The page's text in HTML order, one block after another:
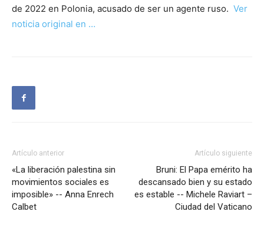
de 2022 en Polonia, acusado de ser un agente ruso. Ver
noticia original en …
Artículo anterior
«La liberación palestina sin
movimientos sociales es
imposible» -- Anna Enrech
Calbet
Artículo siguiente
Bruni: El Papa emérito ha
descansado bien y su estado
es estable -- Michele Raviart –
Ciudad del Vaticano